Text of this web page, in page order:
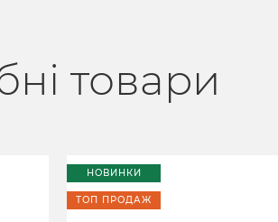
товари
НОВИНКИ
ТОП ПРОДАЖ